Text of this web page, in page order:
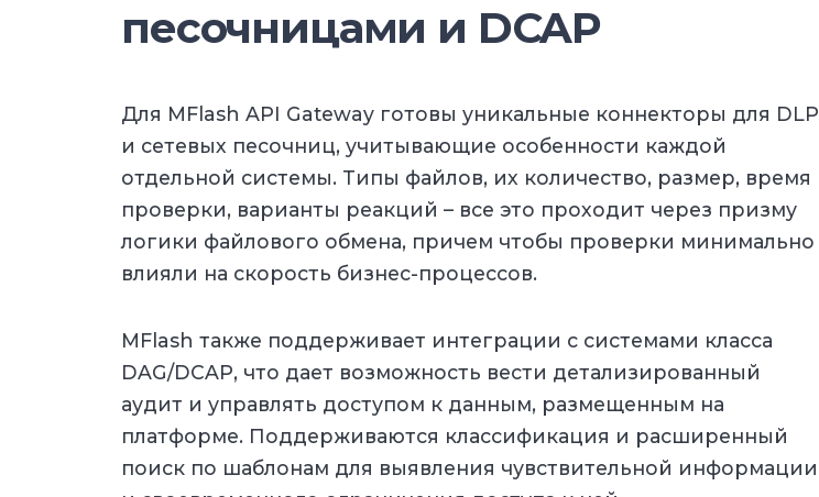
песочницами и DCAP
Для MFlash API Gateway готовы уникальные коннекторы для DLP
и сетевых песочниц, учитывающие особенности каждой
отдельной системы. Типы файлов, их количество, размер, время
проверки, варианты реакций – все это проходит через призму
логики файлового обмена, причем чтобы проверки минимально
влияли на скорость бизнес-процессов.
MFlash также поддерживает интеграции с системами класса
DAG/DCAP, что дает возможность вести детализированный
аудит и управлять доступом к данным, размещенным на
платформе. Поддерживаются классификация и расширенный
поиск по шаблонам для выявления чувствительной информации